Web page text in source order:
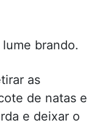
brando.
as
de natas e
e deixar o